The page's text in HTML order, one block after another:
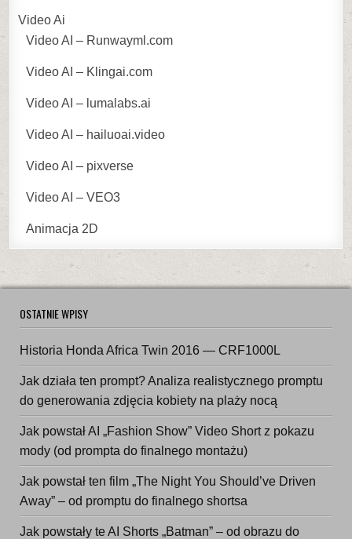
Video Ai
Video AI – Runwayml.com
Video AI – Klingai.com
Video AI – lumalabs.ai
Video AI – hailuoai.video
Video AI – pixverse
Video AI – VEO3
Animacja 2D
OSTATNIE WPISY
Historia Honda Africa Twin 2016 — CRF1000L
Jak działa ten prompt? Analiza realistycznego promptu
do generowania zdjęcia kobiety na plaży nocą
Jak powstał AI „Fashion Show” Video Short z pokazu
mody (od prompta do finalnego montażu)
Jak powstał ten film „The Night You Should’ve Driven
Away” – od promptu do finalnego shortsa
Jak powstały te AI Shorts „Batman” – od obrazu do